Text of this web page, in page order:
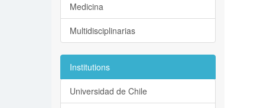
Medicina
Multidisciplinarias
Institutions
Universidad de Chile